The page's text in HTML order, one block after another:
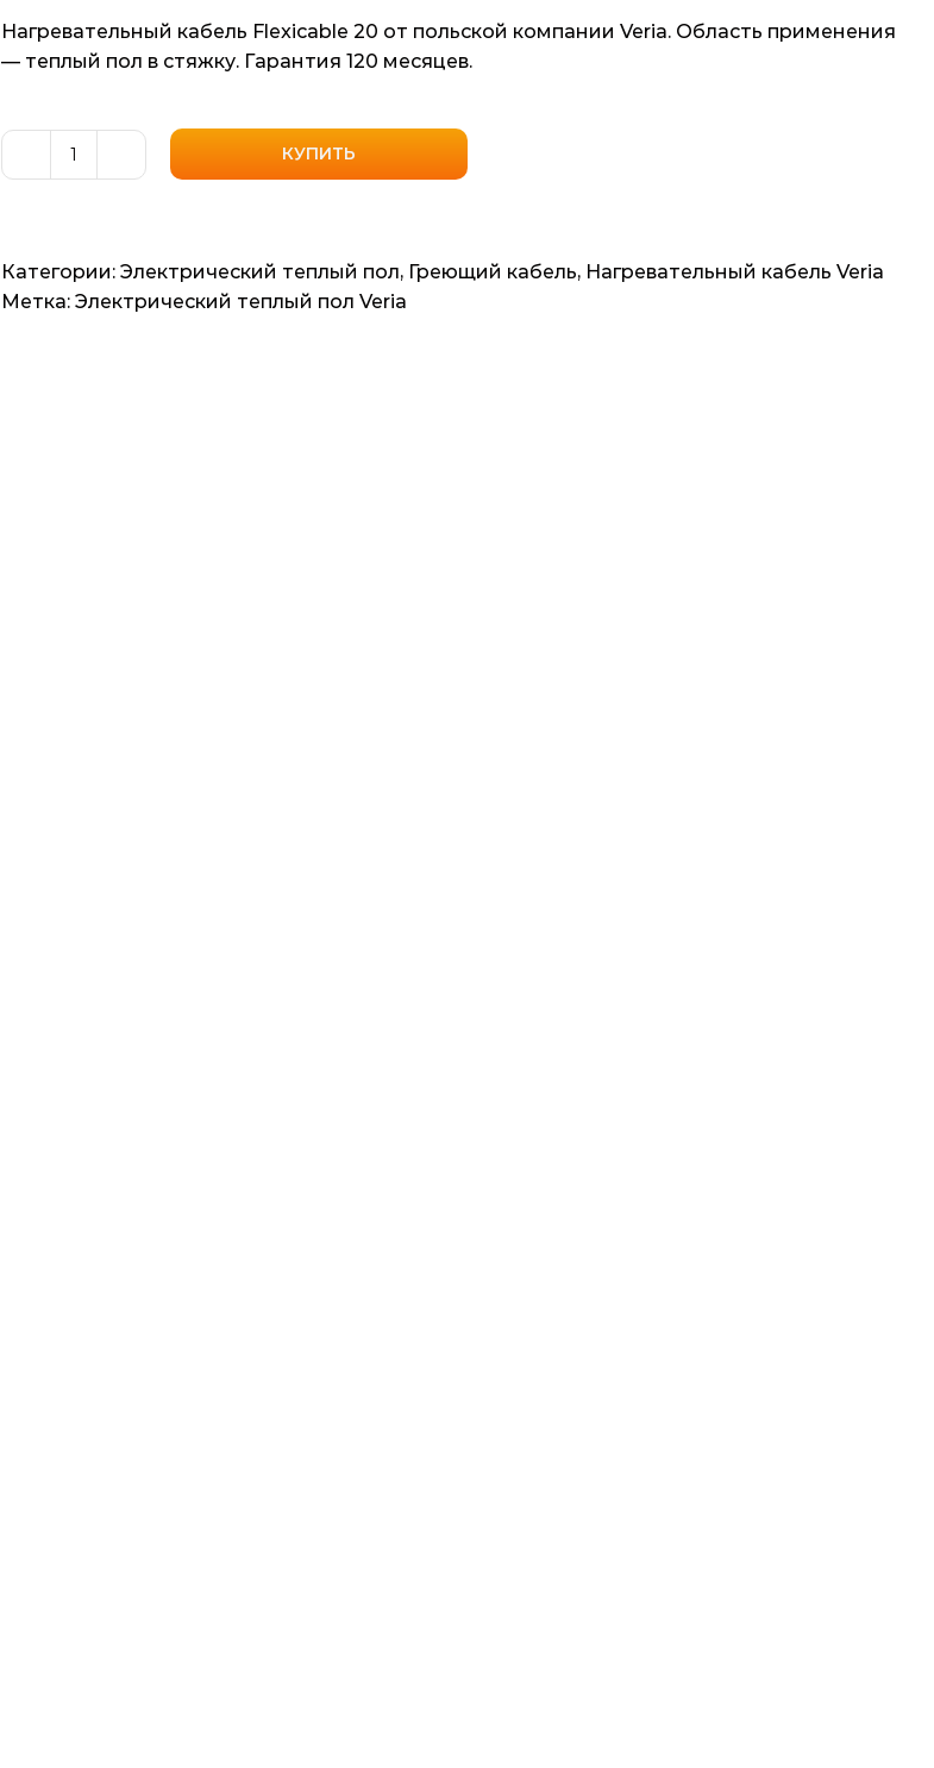
Нагревательный кабель Flexicable 20 от польской компании Veria. Область применения
— теплый пол в стяжку. Гарантия 120 месяцев.
Количество
Veria
Flexicable
КУПИТЬ
Категории: Электрический теплый пол, Греющий кабель, Нагревательный кабель Veria
Метка: Электрический теплый пол Veria